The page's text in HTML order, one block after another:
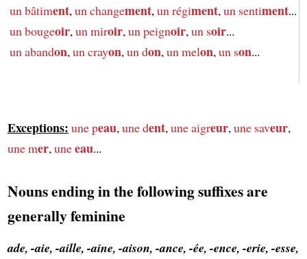
un bâtiment,un changement,un régiment,un sentiment...
un bougeoir,un miroir,un peignoir,un soir...
un abandon,un crayon,un don,un melon,un son...
Exceptions: une peau, une dent, une aigreur, une saveur,
une mer, uneeau...
Nouns ending in the following suffixes are
generally feminine
ade, -aie, -aille, -aine, -aison, -ance, -ée, -ence, -erie, -esse,